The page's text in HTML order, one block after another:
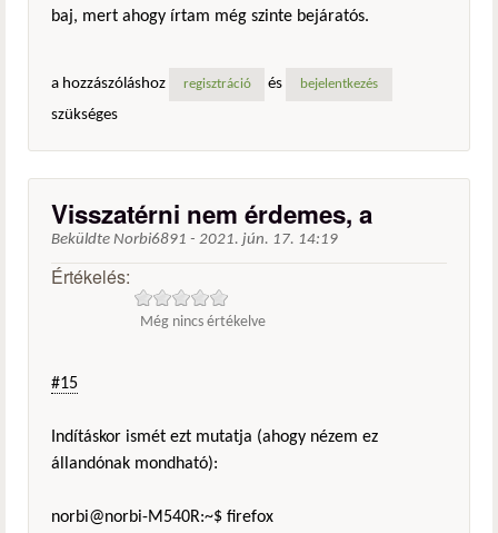
baj, mert ahogy írtam még szinte bejáratós.
a hozzászóláshoz regisztráció és bejelentkezés
szükséges
Visszatérni nem érdemes, a
Beküldte Norbi6891 - 2021. jún. 17. 14:19
Értékelés:
Még nincs értékelve
#15
Indításkor ismét ezt mutatja (ahogy nézem ez
állandónak mondható):
norbi@norbi-M540R:~$ firefox